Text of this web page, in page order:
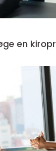
en